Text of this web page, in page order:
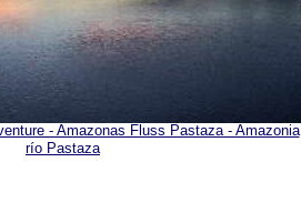
- Amazonas Fluss Pastaza - Amazonia
río Pastaza